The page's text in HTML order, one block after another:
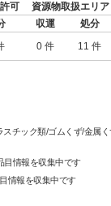
可
資源物取扱エリア
収運
処分
0 件 11 件
スチック類/ゴムくず/金属
目情報を収集中です
情報を収集中です